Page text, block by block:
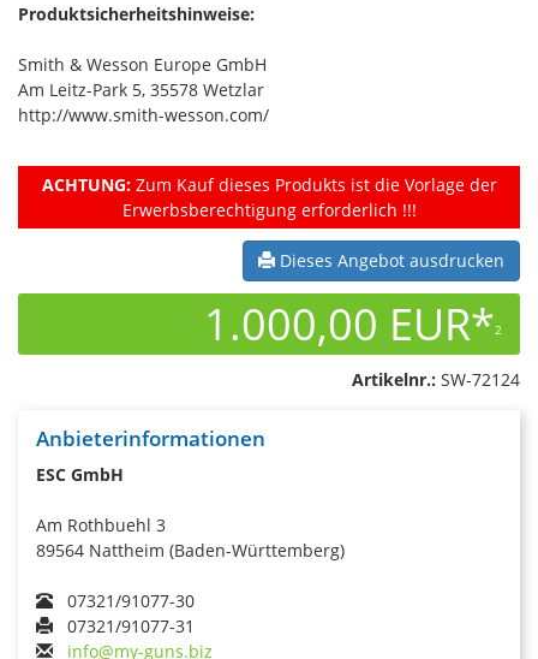
Produktsicherheitshinweise:
Smith & Wesson Europe GmbH
Am Leitz-Park 5, 35578 Wetzlar
http://www.smith-wesson.com/
ACHTUNG:Zum Kauf dieses Produkts ist die Vorlage der
Erwerbsberechtigung erforderlich !!!
Dieses Angebot ausdrucken
1.000,00 EUR*2
Artikelnr.: SW-72124
Anbieterinformationen
ESC GmbH
Am Rothbuehl 3
89564 Nattheim (Baden-Württemberg)
07321/91077-30
07321/91077-31
info@my-guns.biz